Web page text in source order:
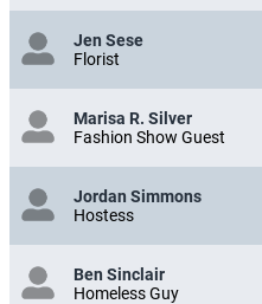
Jen Sese
Florist
Marisa R. Silver
Fashion Show Guest
Jordan Simmons
Hostess
Ben Sinclair
Homeless Guy